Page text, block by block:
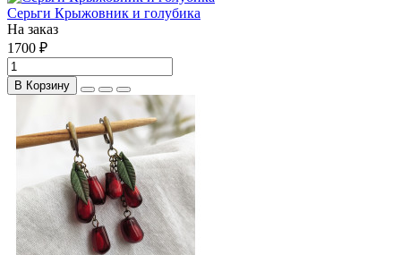
Серьги Крыжовник и голубика
На заказ
1700 ₽
В Корзину